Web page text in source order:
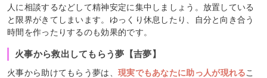
人に相談するなどして精神安定に集中しましょう。放置している
と限界がきてしまいます。ゆっくり休息したり、自分と向き合う
時間を作ったりするのも効果的です。
火事から救出してもらう夢【吉夢】
火事から助けてもらう夢は、 現実でもあなたに助っ人が現れるこ